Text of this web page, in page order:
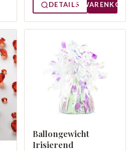
DETAILS WARENKORB
Ballongewicht
Irisierend